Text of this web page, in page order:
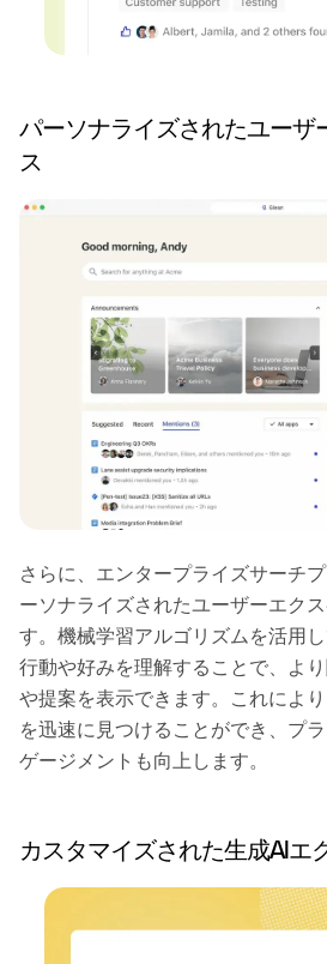
パーソナライズされたユーザ
ス
さらに、エンタープライズサーチ
ーソナライズされたユーザーエク
す。機械学習アルゴリズムを活用
行動や好みを理解することで、よ
や提案を表示できます。これによ
を迅速に見つけることができ、プ
ゲージメントも向上します。
カスタマイズされた生成AIエ